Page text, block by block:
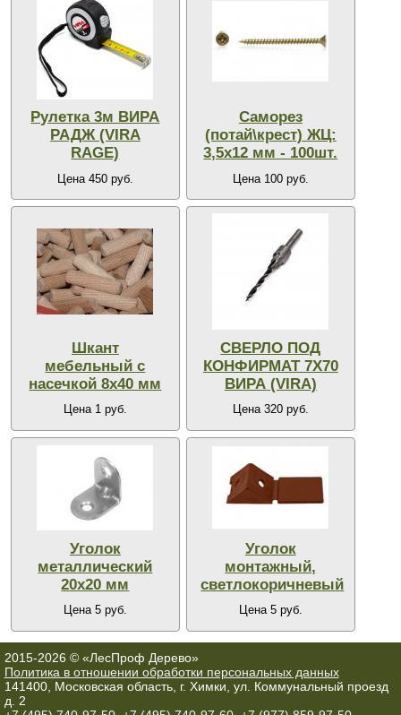
Рулетка 3м ВИРА
РАДЖ (VIRA
RAGE)
Цена 450 руб.
Саморез
(потай\крест) ЖЦ:
3,5х12 мм - 100шт.
Цена 100 руб.
Шкант
мебельный с
насечкой 8х40 мм
Цена 1 руб.
СВЕРЛО ПОД
КОНФИРМАТ 7Х70
ВИРА (VIRA)
Цена 320 руб.
Уголок
металлический
20х20 мм
Цена 5 руб.
Уголок
монтажный,
светлокоричневый
Цена 5 руб.
2015-2026 © «ЛесПроф Дерево»
Политика в отношении обработки персональных данных
141400, Московская область, г. Химки, ул. Коммунальный проезд
д. 2